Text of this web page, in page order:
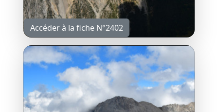
Accéder à la fiche N°2402